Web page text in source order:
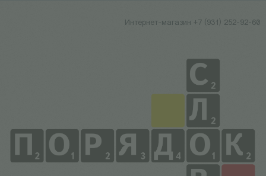
Интернет-магазин +7 (931) 252-92-60